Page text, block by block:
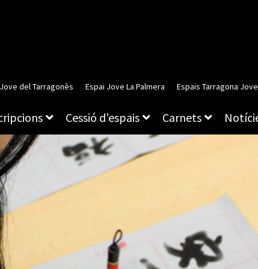
del Tarragonès Espai Jove La Palmera Espais Tarragona Jove
Cessió d’espais Carnets